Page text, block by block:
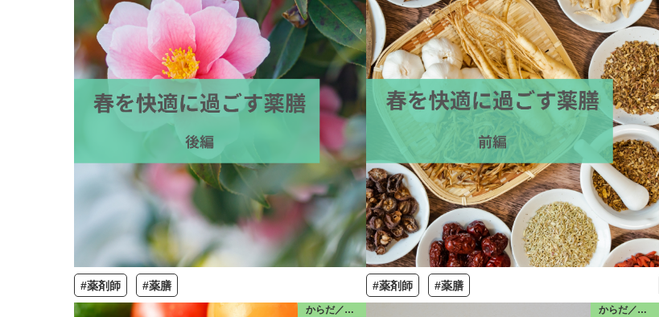
#薬剤師 #薬膳 #薬剤師 #薬膳
からだ／食・栄養 からだ／みんな